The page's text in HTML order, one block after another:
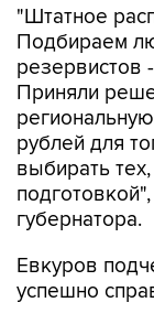
"Штатное
Подбираем
резервистов
Приняли
рублей для
выбирать
губернатора.
Евкуров
успешно